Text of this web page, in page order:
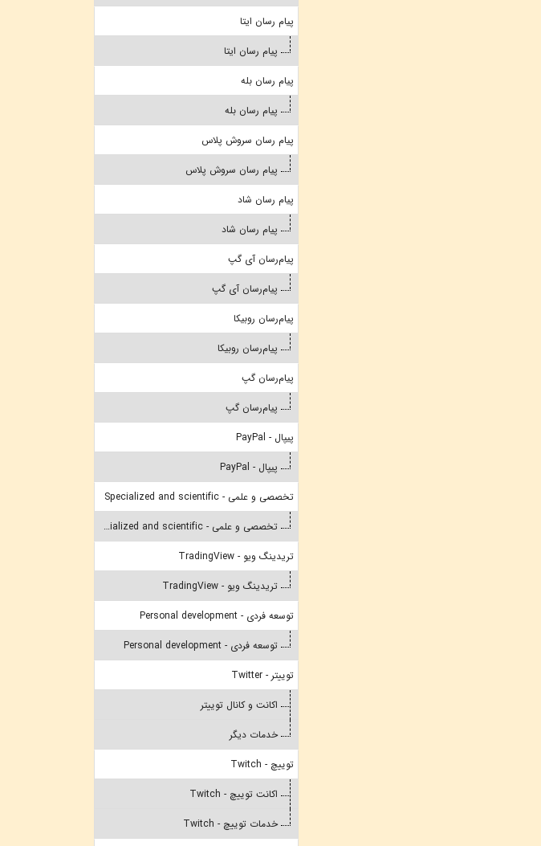
پیام رسان ایتا
پیام رسان ایتا
پیام رسان بله
پیام رسان بله
پیام رسان سروش پلاس
پیام رسان سروش پلاس
پیام رسان شاد
پیام رسان شاد
پیام‌رسان آی گپ
پیام‌رسان آی گپ
پیام‌رسان روبیکا
پیام‌رسان روبیکا
پیام‌رسان گپ
پیام‌رسان گپ
پیپال - PayPal
پیپال - PayPal
تخصصی و علمی - Specialized and scientific
تخصصی و علمی - Specialized and scientific
تریدینگ ویو - TradingView
تریدینگ ویو - TradingView
توسعه فردی - Personal development
توسعه فردی - Personal development
توییتر - Twitter
اکانت و کانال توییتر
خدمات دیگر
توییچ - Twitch
اکانت توییچ - Twitch
خدمات توییچ - Twitch